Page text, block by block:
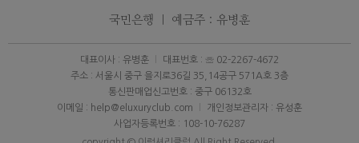
국민은행 ｜ 예금주 : 유병훈
대표이사 : 유병훈
대표번호 : ☏ 02-2267-4672
주소 : 서울시 중구 을지로36길 35,14공구 571A호 3층
통신판매업신고번호 : 중구 06132호
이메일 : help@eluxuryclub.com
개인정보관리자 : 유성훈
사업자등록번호 : 108-10-76287